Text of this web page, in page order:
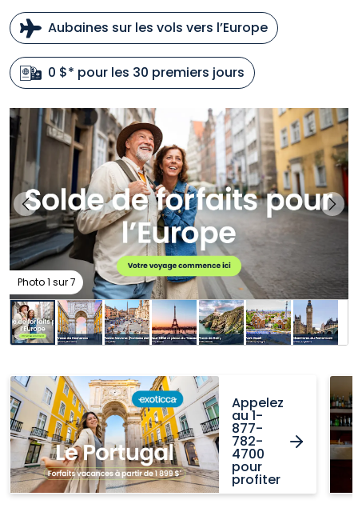
Aubaines sur les vols vers l’Europe
0 $* pour les 30 premiers jours
Photo 1 sur 7
Appelez
au 1-
877-
782-
4700
pour
profiter
Appelez
au
1-
877-
782-
4700
pour
au
1-
pour